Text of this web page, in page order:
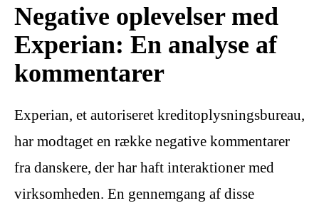
Negative oplevelser med
Experian: En analyse af
kommentarer
Experian, et autoriseret kreditoplysningsbureau,
har modtaget en række negative kommentarer
fra danskere, der har haft interaktioner med
virksomheden. En gennemgang af disse